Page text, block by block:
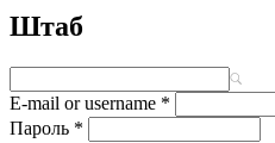
Штаб
E-mail or username *
Пароль *